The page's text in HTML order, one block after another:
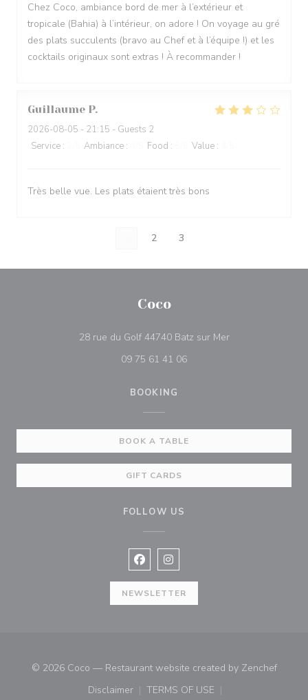
Chez Coco, ambiance bord de mer à l’extérieur et
tropicale (Bahia) à l’intérieur, on adore ! On voyage au gré
des plats succulents (bravo au Chef et à l’équipe !) et les
cocktails originaux sont extras ! À recommander !
Guillaume P
2026-08-05 - 21:15 - Guests 2
Service : Ambiance : Food : Value :
Très belle vue. Les plats étaient très bons
2 3
Coco
28 rue du Golf 44740 Batz sur Mer((opens in a new
09 75 61 41 06
BOOKING
BOOK A TABLE
GIFT CARDS
FOLLOW US
Facebook ((opens in a new
Instagram ((opens in a new
NEWSLETTER
© 2026 Coco — Restaurant website created by Zenchef
Disclaimer
((opens in a new window))
TERMS OF USE
((opens in a new window))